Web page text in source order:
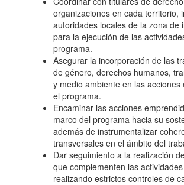
organizaciones en cada territorio,
autoridades locales de la zona de
para la ejecución de las
programa.
Asegurar la incorporación de las
de género, derechos humanos,
y medio ambiente en las acciones
el programa.
Encaminar las acciones
marco del programa hacia su
además de instrumentalizar
transversales en el ámbito del
Dar seguimiento a la realización
que complementen las
realizando estrictos controles de